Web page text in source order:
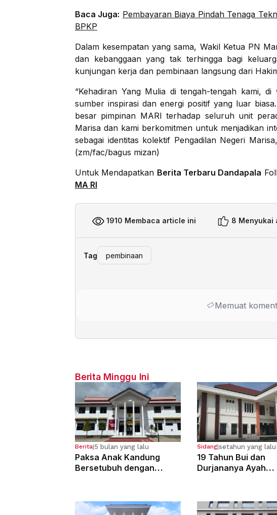
Baca Juga: Pembayaran Biaya Pindah Tenaga
BPKP
Dalam kesempatan yang sama, Wakil Ketua PN
dan kebanggaan yang tak terhingga bagi
kunjungan kerja dan pembinaan langsung dari
“Kehadiran Yang Mulia di tengah-tengah kami,
sumber inspirasi dan energi positif yang luar
besar pimpinan MARI terhadap seluruh unit
Marisa dan kami berkomitmen untuk menjadikan
sebagai identitas kolektif Pengadilan Negeri
(zm/fac/bagus mizan)
Untuk Mendapatkan Berita Terbaru Dandapala
MA RI
1910 Membaca article ini 8 Menyukai
Tag pembinaan
Memuat
Berita Minggu Ini
Berita|5 bulan yang lalu
Paksa Anak Kandung
Bersetubuh dengan
Sidang|setahun yang lalu
19 Tahun Bui dan
Durjananya Ayah